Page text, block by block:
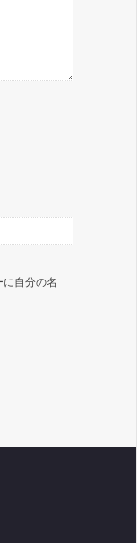
自分の名